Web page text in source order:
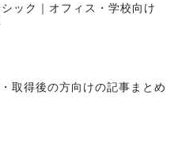
ック｜オフィス・学校向け
取得後の方向けの記事まとめ